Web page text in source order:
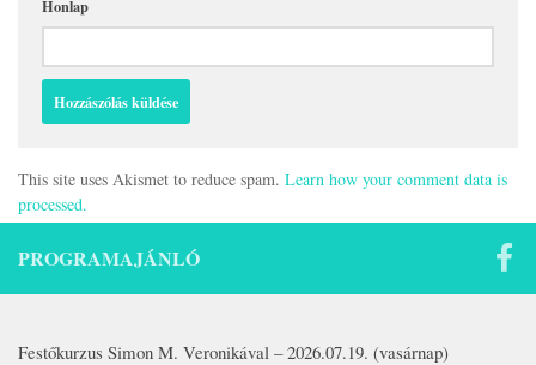
Honlap
This site uses Akismet to reduce spam. Learn how your comment data is
processed.
PROGRAMAJÁNLÓ
Festőkurzus Simon M. Veronikával – 2026.07.19. (vasárnap)